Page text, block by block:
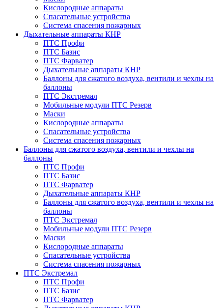
Кислородные аппараты
Спасательные устройства
Система спасения пожарных
Дыхательные аппараты КНР
ПТС Профи
ПТС Базис
ПТС Фарватер
Дыхательные аппараты КНР
Баллоны для сжатого воздуха, вентили и чехлы на
баллоны
ПТС Экстремал
Мобильные модули ПТС Резерв
Маски
Кислородные аппараты
Спасательные устройства
Система спасения пожарных
Баллоны для сжатого воздуха, вентили и чехлы на
баллоны
ПТС Профи
ПТС Базис
ПТС Фарватер
Дыхательные аппараты КНР
Баллоны для сжатого воздуха, вентили и чехлы на
баллоны
ПТС Экстремал
Мобильные модули ПТС Резерв
Маски
Кислородные аппараты
Спасательные устройства
Система спасения пожарных
ПТС Экстремал
ПТС Профи
ПТС Базис
ПТС Фарватер